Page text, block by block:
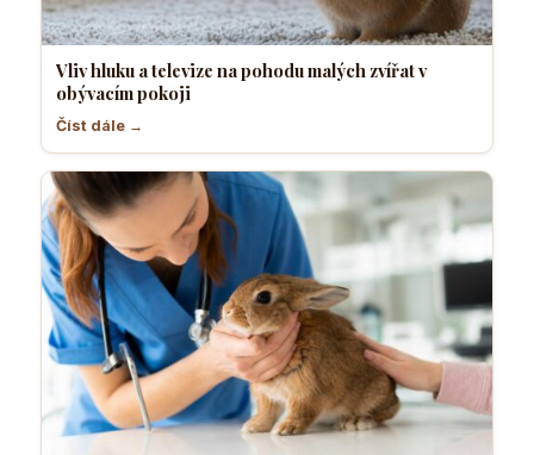
Vliv hluku a televize na pohodu malých zvířat v
obývacím pokoji
Číst dále →